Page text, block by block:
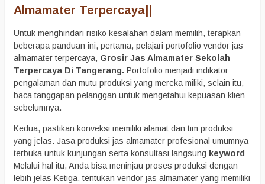
Almamater Terpercaya||
Untuk menghindari risiko kesalahan dalam memilih, terapkan
beberapa panduan ini, pertama, pelajari portofolio vendor jas
almamater terpercaya, Grosir Jas Almamater Sekolah
Terpercaya Di Tangerang. Portofolio menjadi indikator
pengalaman dan mutu produksi yang mereka miliki, selain itu,
baca tanggapan pelanggan untuk mengetahui kepuasan klien
sebelumnya.
Kedua, pastikan konveksi memiliki alamat dan tim produksi
yang jelas. Jasa produksi jas almamater profesional umumnya
terbuka untuk kunjungan serta konsultasi langsung keyword
Melalui hal itu, Anda bisa meninjau proses produksi dengan
lebih jelas Ketiga, tentukan vendor jas almamater yang memiliki